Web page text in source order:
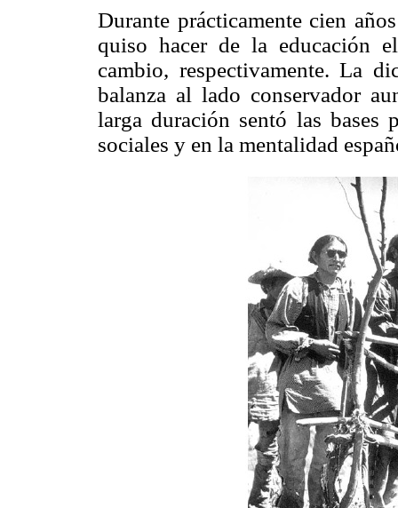
Durante prácticamente cien
quiso hacer de la educación
cambio, respectivamente. La
balanza al lado conservador
larga duración sentó las bases
sociales y en la mentalidad